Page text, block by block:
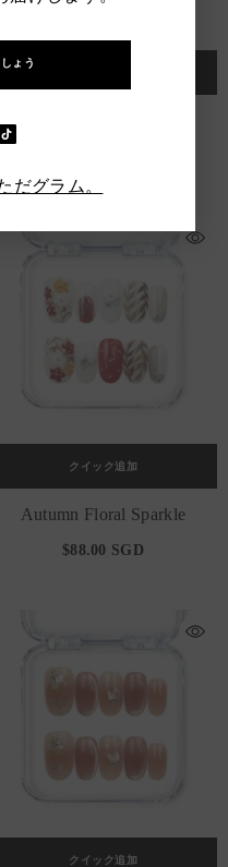
クイック追加
Autumn Floral Sparkle
$88.00 SGD
クイック追加
ょう
だグラム。